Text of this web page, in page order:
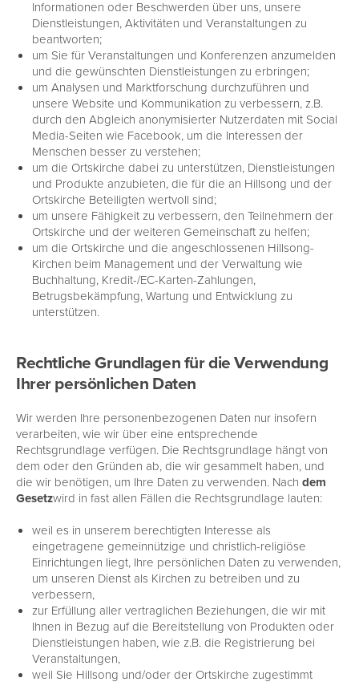
Informationen oder Beschwerden über uns, unsere
Dienstleistungen, Aktivitäten und Veranstaltungen zu
beantworten;
um Sie für Veranstaltungen und Konferenzen anzumelden
und die gewünschten Dienstleistungen zu erbringen;
um Analysen und Marktforschung durchzuführen und
unsere Website und Kommunikation zu verbessern, z.B.
durch den Abgleich anonymisierter Nutzerdaten mit Social
Media-Seiten wie Facebook, um die Interessen der
Menschen besser zu verstehen;
um die Ortskirche dabei zu unterstützen, Dienstleistungen
und Produkte anzubieten, die für die an Hillsong und der
Ortskirche Beteiligten wertvoll sind;
um unsere Fähigkeit zu verbessern, den Teilnehmern der
Ortskirche und der weiteren Gemeinschaft zu helfen;
um die Ortskirche und die angeschlossenen Hillsong-
Kirchen beim Management und der Verwaltung wie
Buchhaltung, Kredit-/EC-Karten-Zahlungen,
Betrugsbekämpfung, Wartung und Entwicklung zu
unterstützen.
Rechtliche Grundlagen für die Verwendung
Ihrer persönlichen Daten
Wir werden Ihre personenbezogenen Daten nur insofern
verarbeiten, wie wir über eine entsprechende
Rechtsgrundlage verfügen. Die Rechtsgrundlage hängt von
dem oder den Gründen ab, die wir gesammelt haben, und
die wir benötigen, um Ihre Daten zu verwenden. Nach dem
Gesetzwird in fast allen Fällen die Rechtsgrundlage lauten:
weil es in unserem berechtigten Interesse als
eingetragene gemeinnützige und christlich-religiöse
Einrichtungen liegt, Ihre persönlichen Daten zu verwenden,
um unseren Dienst als Kirchen zu betreiben und zu
verbessern,
zur Erfüllung aller vertraglichen Beziehungen, die wir mit
Ihnen in Bezug auf die Bereitstellung von Produkten oder
Dienstleistungen haben, wie z.B. die Registrierung bei
Veranstaltungen,
weil Sie Hillsong und/oder der Ortskirche zugestimmt